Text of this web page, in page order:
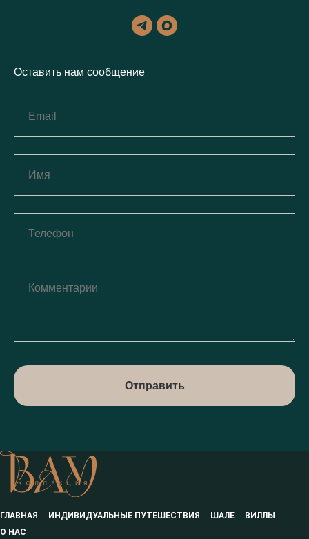
Оставить нам сообщение
Отправить
ГЛАВНАЯ ИНДИВИДУАЛЬНЫЕ ПУТЕШЕСТВИЯ ШАЛЕ
ВИЛЛЫ
О НАС